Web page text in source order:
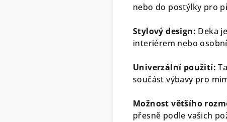
nebo do postýlky pro
Stylový design: Deka
interiérem nebo
Univerzální použití:
součást výbavy pro
Možnost většího
přesně podle vašich